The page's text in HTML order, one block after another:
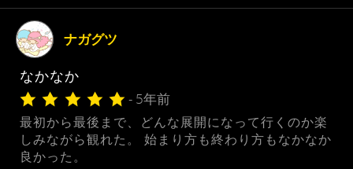
ナガグツ
なかなか
- 5年前
最初から最後まで、どんな展開になって行くのか楽
しみながら観れた。 始まり方も終わり方もなかなか
良かった。